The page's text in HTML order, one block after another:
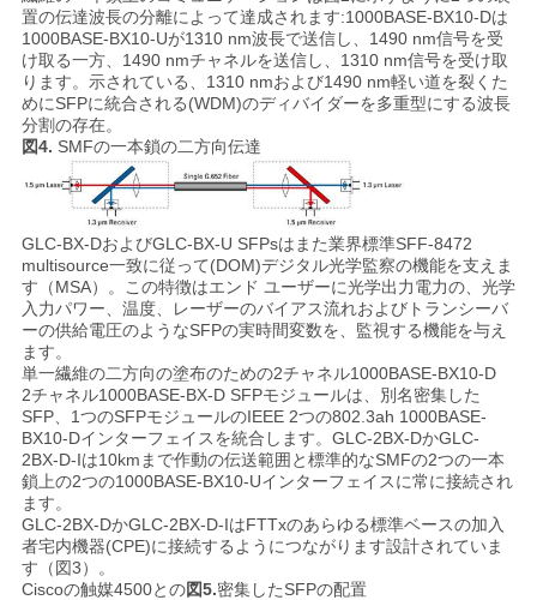
ー
置の伝達波長の分離によって達成されます:1000BASE-BX10-Dは
1000BASE-BX10-Uが1310 nm波長で送信し、1490 nm信号を受
け取る一方、1490 nmチャネルを送信し、1310 nm信号を受け取
ります。示されている、1310 nmおよび1490 nm軽い道を裂くた
めにSFPに統合される(WDM)のディバイダーを多重型にする波長
分割の存在。
図4. SMFの一本鎖の二方向伝達
GLC-BX-DおよびGLC-BX-U SFPsはまた業界標準SFF-8472
multisource一致に従って(DOM)デジタル光学監察の機能を支えま
す（MSA）。この特徴はエンド ユーザーに光学出力電力の、光学
入力パワー、温度、レーザーのバイアス流れおよびトランシーバ
ーの供給電圧のようなSFPの実時間変数を、監視する機能を与え
ます。
単一繊維の二方向の塗布のための2チャネル1000BASE-BX10-D
2チャネル1000BASE-BX-D SFPモジュールは、別名密集した
SFP、1つのSFPモジュールのIEEE 2つの802.3ah 1000BASE-
BX10-Dインターフェイスを統合します。GLC-2BX-DかGLC-
2BX-D-Iは10kmまで作動の伝送範囲と標準的なSMFの2つの一本
鎖上の2つの1000BASE-BX10-Uインターフェイスに常に接続され
ます。
GLC-2BX-DかGLC-2BX-D-IはFTTxのあらゆる標準ベースの加入
者宅内機器(CPE)に接続するようにつながります設計されていま
す（図3）。
Ciscoの触媒4500との図5.密集したSFPの配置